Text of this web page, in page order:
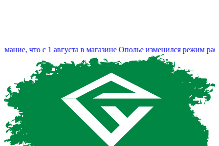
что с 1 августа в магазине Ополье изменился режим